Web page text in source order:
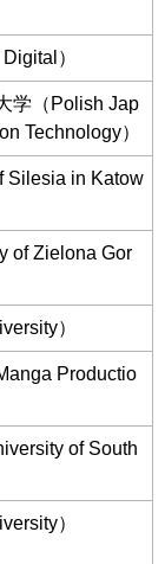
）
学（Polish Jap
Technology）
Silesia in Katow
of Zielona Gor
）
Productio
of South
）